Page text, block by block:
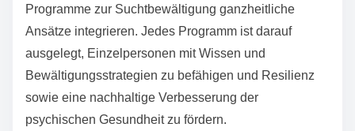
Programme zur Suchtbewältigung ganzheitliche
Ansätze integrieren. Jedes Programm ist darauf
ausgelegt, Einzelpersonen mit Wissen und
Bewältigungsstrategien zu befähigen und Resilienz
sowie eine nachhaltige Verbesserung der
psychischen Gesundheit zu fördern.